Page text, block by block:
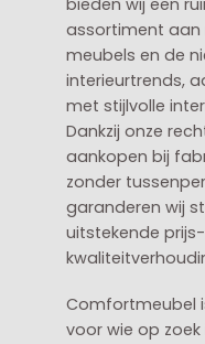
bieden wij een
assortiment aan
meubels en de
interieurtrends,
met stijlvolle
Dankzij onze
aankopen bij
zonder
garanderen wij
uitstekende prijs-
Comfortmeubel
voor wie op zoek